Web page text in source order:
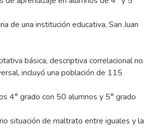
de una institución educativa, San Juan
básica, descriptiva correlacional no
incluyó una población de 115
4° grado con 50 alumnos y 5° grado
situación de maltrato entre iguales y la